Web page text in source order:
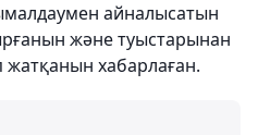
айналысатын
және туыстарынан
жатқанын хабарлаған.